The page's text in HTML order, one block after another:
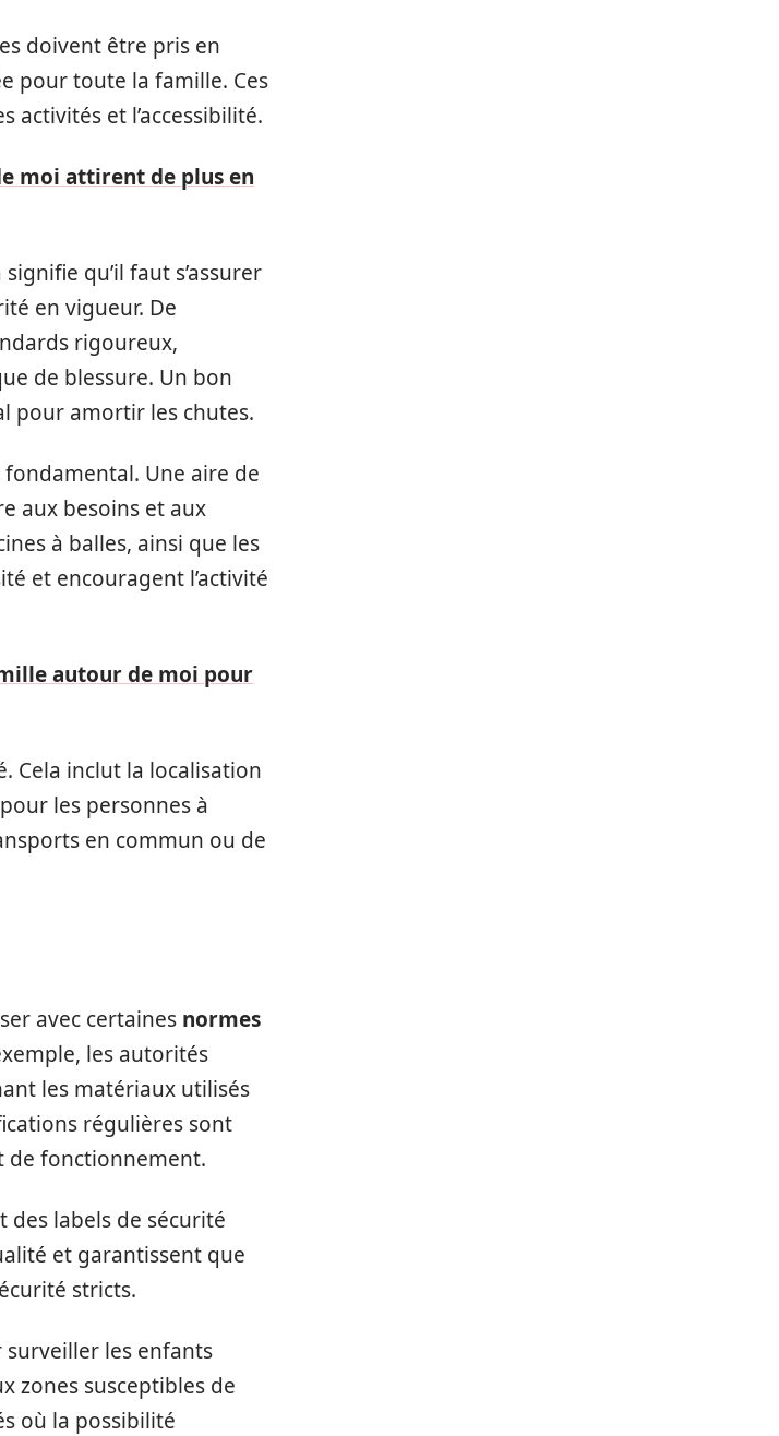
doivent être pris en
pour toute la famille. Ces
et l’accessibilité.
moi attirent de plus en
qu’il faut s’assurer
en vigueur. De
rigoureux,
de blessure. Un bon
pour amortir les chutes.
Une aire de
aux besoins et aux
à balles, ainsi que les
et encouragent l’activité
autour de moi pour
Cela inclut la localisation
les personnes à
en commun ou de
avec certaines normes
les autorités
les matériaux utilisés
régulières sont
de fonctionnement.
des labels de sécurité
et garantissent que
stricts.
les enfants
zones susceptibles de
où la possibilité